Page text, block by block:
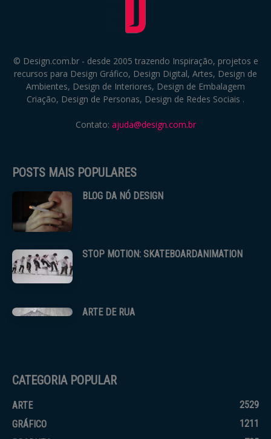
© Design.com.br - desde 2005 trazendo Inspiração, projetos e
recursos para Design Gráfico, Design Digital, Artes, Design de
Ambientes, Design de Interiores, Design de Embalagem
Criação, Design de Personas, Design de Redes Sociais .
Contato: ajuda@design.com.br
POSTS MAIS POPULARES
BLOG DA NÓ DESIGN
STOP MOTION: SKATEBOARDANIMATION
ARTE DE RUA
CATEGORIA POPULAR
ARTE
2529
GRÁFICO
1211